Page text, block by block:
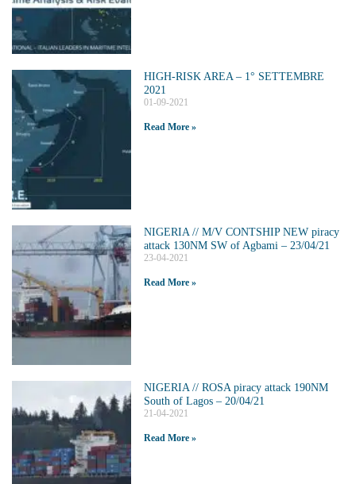
HIGH-RISK AREA – 1° SETTEMBRE
2021
01-09-2021
Read More »
NIGERIA // M/V CONTSHIP NEW piracy
attack 130NM SW of Agbami – 23/04/21
23-04-2021
Read More »
NIGERIA // ROSA piracy attack 190NM
South of Lagos – 20/04/21
21-04-2021
Read More »